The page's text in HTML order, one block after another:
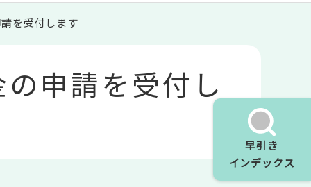
早引き
インデックス
を受付します
申請を受付し